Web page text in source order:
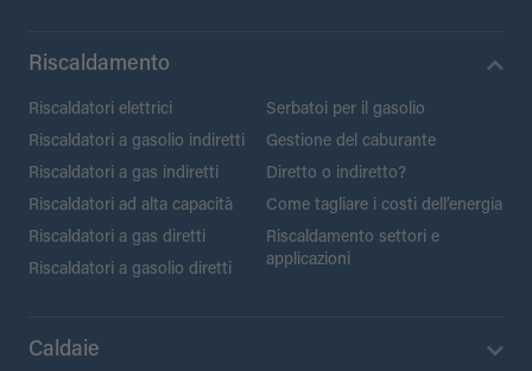
Riscaldamento
Riscaldatori elettrici
Riscaldatori a gasolio indiretti
Riscaldatori a gas indiretti
Riscaldatori ad alta capacità
Riscaldatori a gas diretti
Riscaldatori a gasolio diretti
Serbatoi per il gasolio
Gestione del caburante
Diretto o indiretto?
Come tagliare i costi dell’energia
Riscaldamento settori e
applicazioni
Caldaie